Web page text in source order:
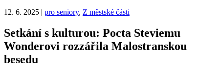
12. 6. 2025 | pro seniory, Z městské části
Setkání s kulturou: Pocta Steviemu
Wonderovi rozzářila Malostranskou
besedu